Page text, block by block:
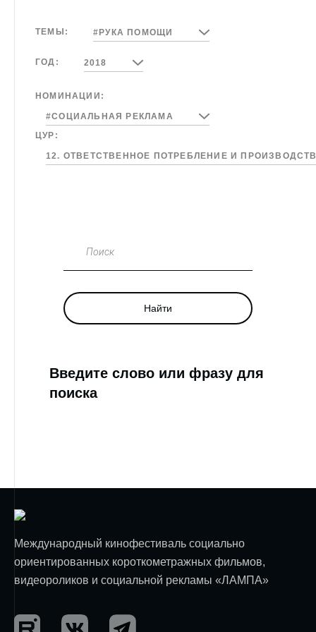
ТЕМЫ: #РУКА ПОМОЩИ
ГОД: 2018
НОМИНАЦИИ:
#СОЦИАЛЬНАЯ РЕКЛАМА
ЦУР:
12. ОТВЕТСТВЕННОЕ ПОТРЕБЛЕНИЕ И
Поиск
Найти
Введите слово или фразу для
поиска
Международный кинофестиваль социально
ориентированных короткометражных фильмов,
видеороликов и социальной рекламы «ЛАМПА»